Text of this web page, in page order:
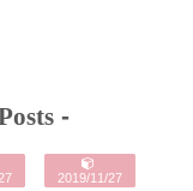
-
2019/11/27